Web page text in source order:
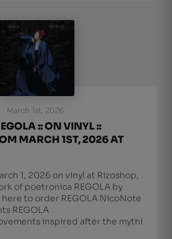
March 1st, 2026
:: ON VINYL ::
MARCH 1ST, 2026 AT
1, 2026 on vinyl at Rizoshop,
of poetronica REGOLA by
to order REGOLA NicoNote
REGOLA
inspired after the mythic